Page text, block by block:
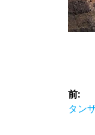
投
稿
前:
前
タン